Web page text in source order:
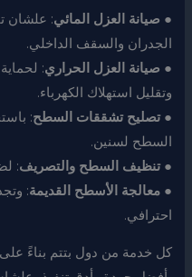
● صيانة العزل المائي: علشان
الجدران والسقف الداخلي.
● صيانة العزل الحراري:
وتقليل استهلاك الكهرباء.
●تصليح تشققات السطح:
السطح لسنين.
●تنظيف السطح والتصريف:
●معالجة الأسطح القديمة:
احترافي.
كل خدمة من دول بتتم بناءً